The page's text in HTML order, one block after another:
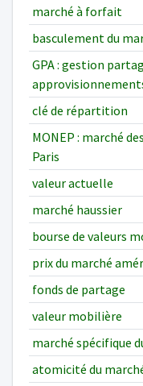
marché à forfait
basculement du
GPA : gestion
clé de répartition
MONEP : marché
Paris
valeur actuelle
marché haussier
bourse de valeurs
prix du marché
fonds de partage
valeur mobilière
marché spécifique
atomicité du